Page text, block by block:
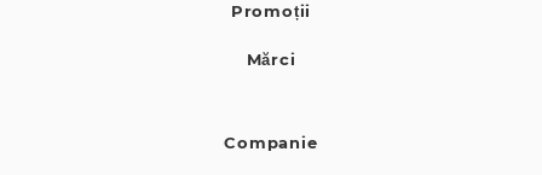
Promoții
Mărci
Companie